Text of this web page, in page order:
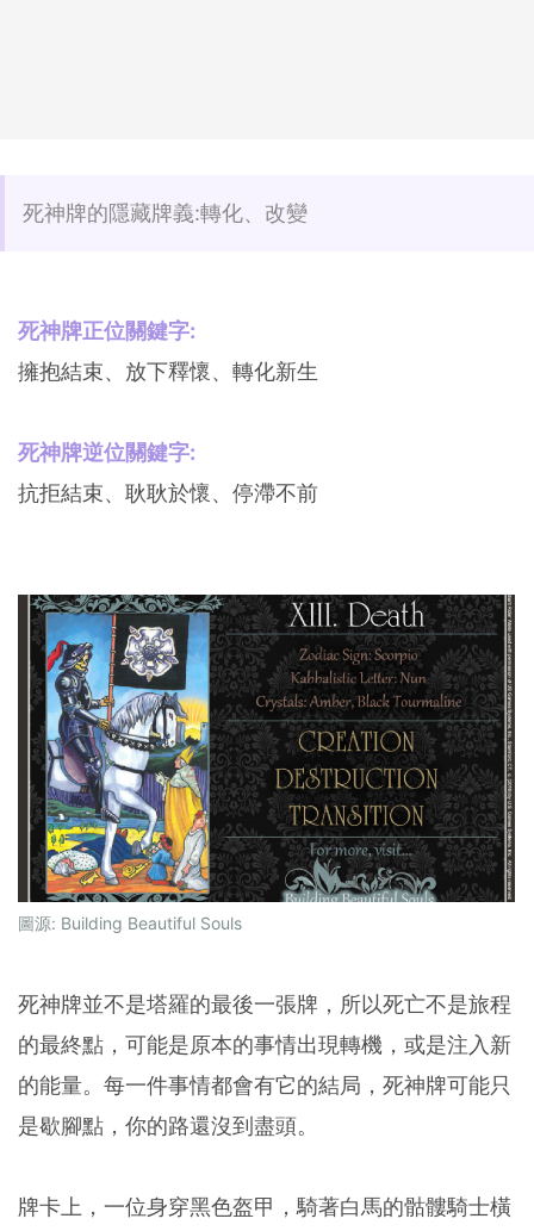
死神牌的隱藏牌義:轉化、改變
死神牌正位關鍵字:
擁抱結束、放下釋懷、轉化新生
死神牌逆位關鍵字:
抗拒結束、耿耿於懷、停滯不前
圖源: Building Beautiful Souls
死神牌並不是塔羅的最後一張牌，所以死亡不是旅程
的最終點，可能是原本的事情出現轉機，或是注入新
的能量。每一件事情都會有它的結局，死神牌可能只
是歇腳點，你的路還沒到盡頭。
牌卡上，一位身穿黑色盔甲，騎著白馬的骷髏騎士橫